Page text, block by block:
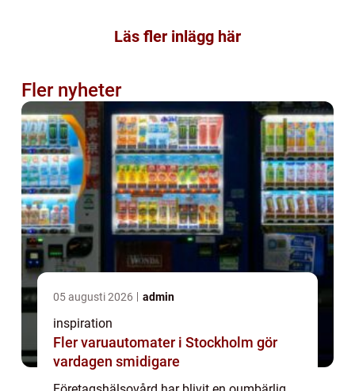
Läs fler inlägg här
Fler nyheter
05 augusti 2026 admin
inspiration
Fler varuautomater i Stockholm gör
vardagen smidigare